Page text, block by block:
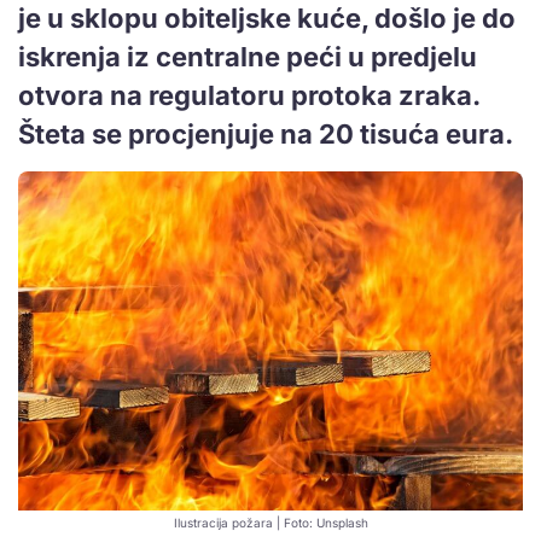
je u sklopu obiteljske kuće, došlo je do
iskrenja iz centralne peći u predjelu
otvora na regulatoru protoka zraka.
Šteta se procjenjuje na 20 tisuća eura.
Ilustracija požara | Foto: Unsplash